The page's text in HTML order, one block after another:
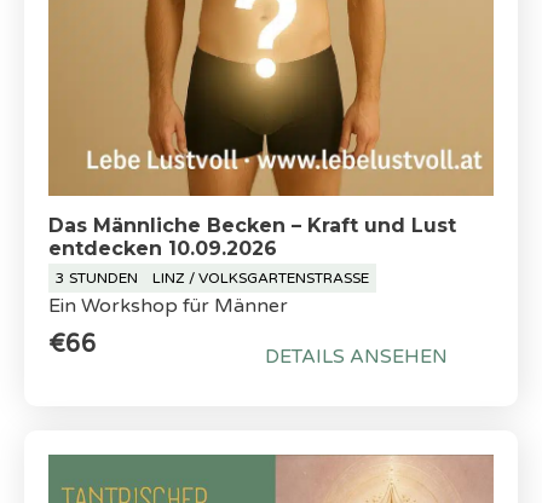
Das Männliche Becken – Kraft und Lust
entdecken 10.09.2026
3 STUNDEN LINZ / VOLKSGARTENSTRASSE
Ein Workshop für Männer
€66 DETAILS ANSEHEN